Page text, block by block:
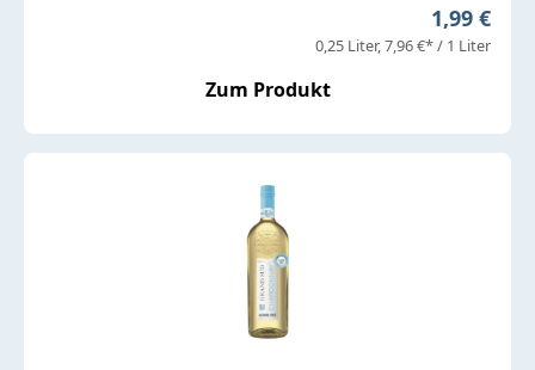
Regulärer
1,99 €
0,25 Liter 7,96 €* / 1 Liter
Zum Produkt